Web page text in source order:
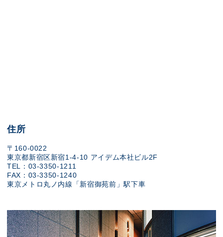
住所
〒160-0022
東京都新宿区新宿1-4-10 アイデム本社ビル2F
TEL：03-3350-1211
FAX：03-3350-1240
東京メトロ丸ノ内線「新宿御苑前」駅下車